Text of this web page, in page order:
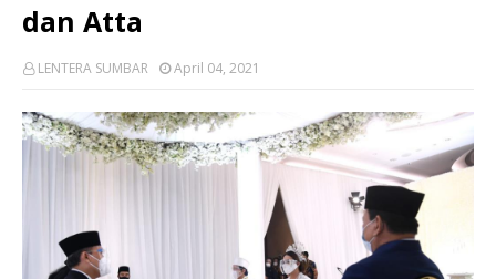
dan Atta
LENTERA SUMBAR April 04, 2021